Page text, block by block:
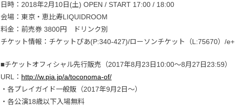
日時：2018年2月10日(土) OPEN / START 17:00 / 18:00
会場：東京・恵比寿LIQUIDROOM
料金：前売券 3800円 ドリンク別
チケット情報：チケットぴあ(P:340‐427)/ローソンチケット（L:75670）/e+
■チケットオフィシャル先行販売（2017年8月23日10:00～8月27日23:59）
URL： http://w.pia.jp/a/toconoma-of/
・各プレイガイド一般販（2017年9月2日～）
・各公演18歳以下入場無料